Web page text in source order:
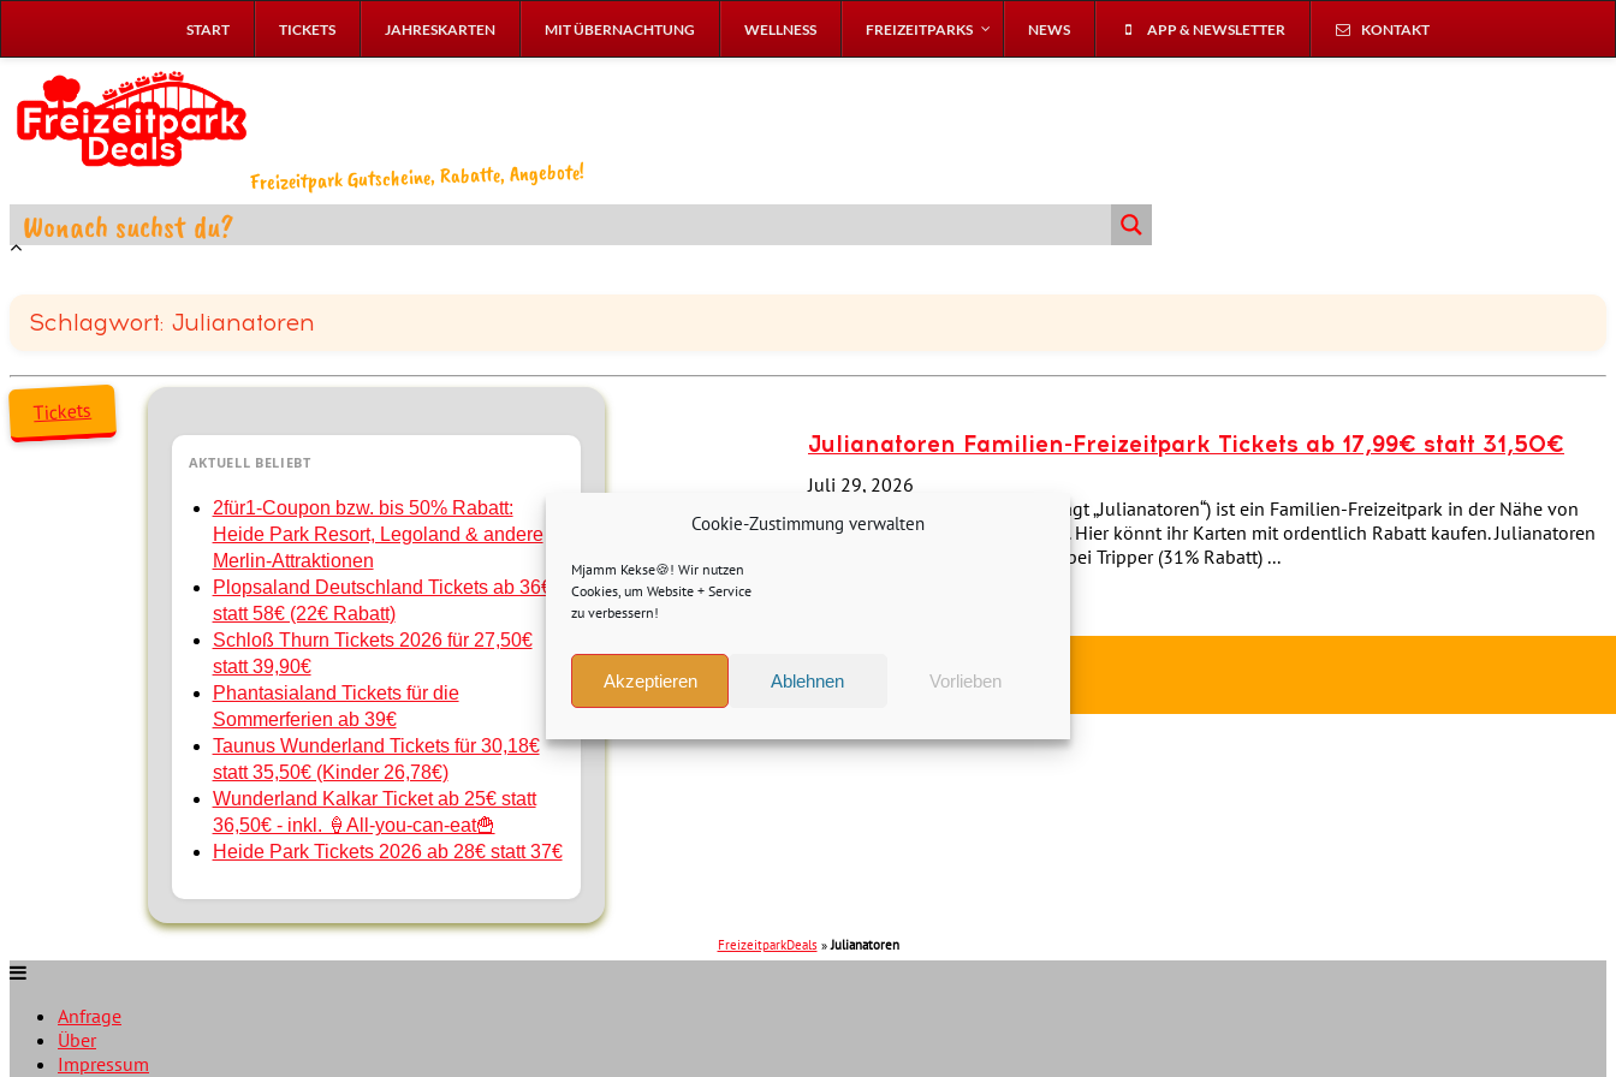
Cookie-Zustimmung verwalten
Mjamm Kekse🍪! Wir nutzen
Cookies, um Website + Service
zu verbessern!
Akzeptieren Ablehnen Vorlieben
START TICKETS JAHRESKARTEN MIT ÜBERNACHTUNG WELLNESS FREIZEITPARKS NEWS APP & NEWSLETTER KONTAKT
Freizeitpark Gutscheine, Rabatte, Angebote!
Schlagwort: Julianatoren
Tickets
Julianatoren Familien-Freizeitpark Tickets ab 17,99€ statt 31,50€
Juli 29, 2026
Königin Juliana Toren (kurz gesagt „Julianatoren“) ist ein Familien-Freizeitpark in der Nähe von
Apeldoorn in den Niederlanden. Hier könnt ihr Karten mit ordentlich Rabatt kaufen. Julianatoren
Tickets für 19,95€ statt 32,50€ bei Tripper (31% Rabatt) ...
Direkt zum Angebot »
AKTUELL BELIEBT
2für1-Coupon bzw. bis 50% Rabatt:
Heide Park Resort, Legoland & andere
Merlin-Attraktionen
Plopsaland Deutschland Tickets ab 36€
statt 58€ (22€ Rabatt)
Schloß Thurn Tickets 2026 für 27,50€
statt 39,90€
Phantasialand Tickets für die
Sommerferien ab 39€
Taunus Wunderland Tickets für 30,18€
statt 35,50€ (Kinder 26,78€)
Wunderland Kalkar Ticket ab 25€ statt
36,50€ - inkl. 🍦All-you-can-eat🍟
Heide Park Tickets 2026 ab 28€ statt 37€
FreizeitparkDeals »Julianatoren
Anfrage
Über
Impressum